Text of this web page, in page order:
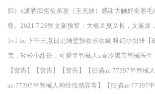
归）x潇洒顽劣徒弟攻（玉无缺）感谢大触好友葱毛
尊。2021.7.28留文案预警：大概又臭又长，文案废
1v1 he 下午三点日更隔壁预收求收藏 科幻小甜饼【
克，轻松小甜饼，可爱半智械人x高冷黑市智械医生
【警告】【警告】【警告】【扫描az-77397半智械
az-77397半智械人神经传感异常】【扫描az-77397